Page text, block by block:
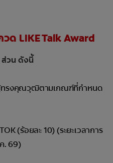
ด LIKE Talk Award
วน ดังนี้
ทรงคุณวุฒิตามเกณฑ์ที่กำหนด
(ร้อยละ 10) (ระยะเวลาการ
. 69)